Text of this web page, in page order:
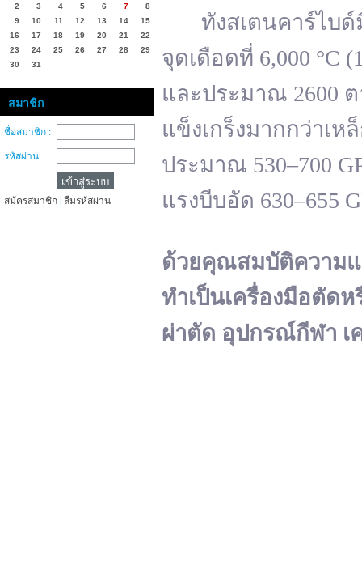
2
3 4 5 6 7
8
9
10 11 12 13 14
15
16
17 18 19 20 21
22
23
24 25 26 27 28
29
30
31
สมาชิก
ชื่อสมาชิก :
รหัสผ่าน :
สมัครสมาชิก ลืมรหัสผ่าน
ทังสเตนคาร์ไบด์มี
จุดเดือดที่ 6,000 °C
และประมาณ 2600
แข็งเกร็งมากกว่าเ
ประมาณ 530–700
แรงบีบอัด 630–655
ด้วยคุณสมบัติความแ
ทำเป็นเครื่องมือตัดห
ผ่าตัด อุปกรณ์กีฬา เ